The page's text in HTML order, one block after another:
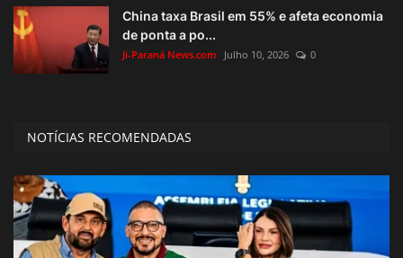
China taxa Brasil em 55% e afeta economia
de ponta a po...
Ji-Paraná News.com Julho 10, 2026 0
NOTÍCIAS RECOMENDADAS